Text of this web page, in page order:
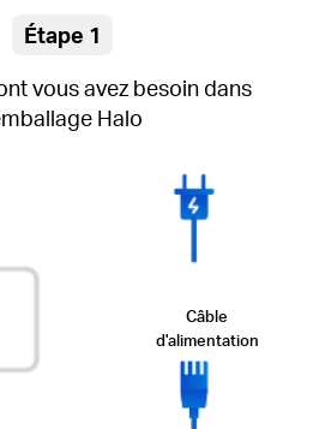
Étape 1
vous avez besoin dans
Halo
Câble
d'alimentation